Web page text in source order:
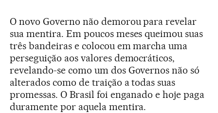
O novo Governo não demorou para revelar
sua mentira. Em poucos meses queimou suas
três bandeiras e colocou em marcha uma
perseguição aos valores democráticos,
revelando-se como um dos Governos não só
alterados como de traição a todas suas
promessas. O Brasil foi enganado e hoje paga
duramente por aquela mentira.